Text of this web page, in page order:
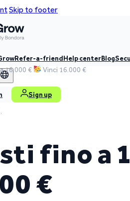
Skip to footer
Refer-a-friendHelp centerBlog
Sign up
16.000 € Vinci 16.000 €
fino a
€